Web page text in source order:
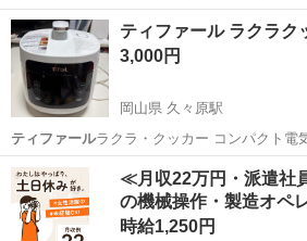
愛知 名古屋市 調理器具
ティファール ラクラク
3,000円
岡山県 久々原駅
ティファールラクラ・クッカー コンパクト電
岡山 倉敷市 久々原駅 生活雑貨
≪月収22万円・派遣社
の機械操作・製造オペ
時給1,250円